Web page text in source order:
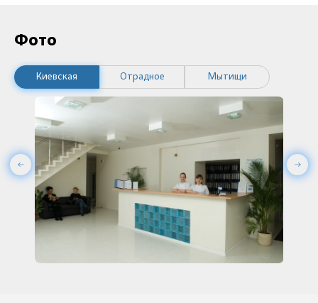
Фото
Киевская Отрадное Мытищи